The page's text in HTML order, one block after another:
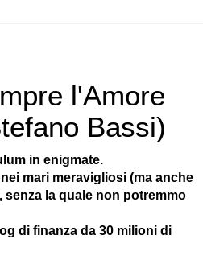
l'Amore
Bassi)
in enigmate.
mari meravigliosi (ma anche
senza la quale non potremmo
di finanza da 30 milioni di